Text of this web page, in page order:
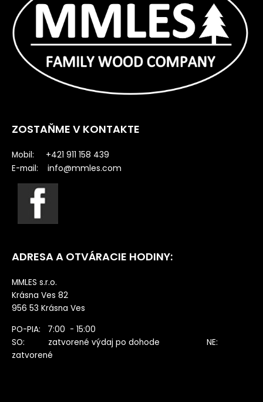
ZOSTAŇME V KONTAKTE
Mobil: +421 911 158 439
E-mail: info@mmles.com
ADRESA A OTVÁRACIE HODINY:
MMLES s.r.o.
Krásna Ves 82
956 53 Krásna Ves
PO-PIA: 7:00 - 15:00
SO: zatvorené výdaj po dohode NE:
zatvorené